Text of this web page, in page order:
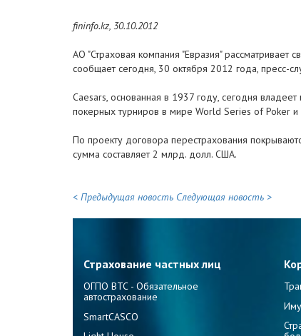
fininfo.kz, 30.10.2012
АО "Страховая компания "Евразия"
сообщает сегодня, 30 октября 2012 года, пресс-
Caesars, основанная в 1937 году, сегодня
покерных турниров в мире World Series of Poker
По проекту договора перестрахования
сумма составляет 2 млрд. долл. США.
< Предыдущая новость Следующая новость >
Страхование частных лиц
ОГПО ВТС - Обязательное
автострахование
SmartCASCO